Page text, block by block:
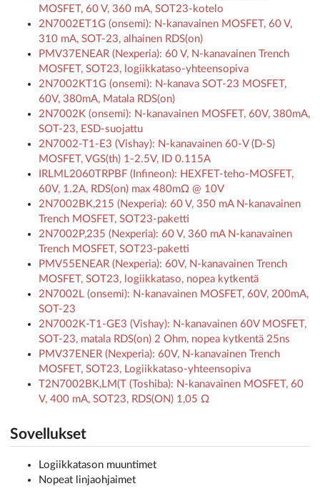
MOSFET, 60 V, 360 mA, SOT23-kotelo
2N7002ET1G (onsemi): N-kanavainen MOSFET, 60 V,
310 mA, SOT-23, alhainen RDS(on)
PMV37ENEAR (Nexperia): 60 V, N-kanavainen Trench
MOSFET, SOT23, logiikkataso-yhteensopiva
2N7002KT1G (onsemi): N-kanava SOT-23 MOSFET,
60V, 380mA, Matala RDS(on)
2N7002K (onsemi): N-kanavainen MOSFET, 60V, 380mA,
SOT-23, ESD-suojattu
2N7002-T1-E3 (Vishay): N-kanavainen 60-V (D-S)
MOSFET, VGS(th) 1-2.5V, ID 0.115A
IRLML2060TRPBF (Infineon): HEXFET-teho-MOSFET,
60V, 1.2A, RDS(on) max 480mΩ @ 10V
2N7002BK,215 (Nexperia): 60 V, 350 mA N-kanavainen
Trench MOSFET, SOT23-paketti
2N7002P,235 (Nexperia): 60 V, 360 mA N-kanavainen
Trench MOSFET, SOT23-paketti
PMV55ENEAR (Nexperia): 60V, N-kanavainen Trench
MOSFET, SOT23, logiikkataso, nopea kytkentä
2N7002L (onsemi): N-kanavainen MOSFET, 60V, 200mA,
SOT-23
2N7002K-T1-GE3 (Vishay): N-kanavainen 60V MOSFET,
SOT-23, matala RDS(on) 2 Ohm, nopea kytkentä 25ns
PMV37ENER (Nexperia): 60V, N-kanavainen Trench
MOSFET, SOT23, Logiikkataso-yhteensopiva
T2N7002BK,LM(T (Toshiba): N-kanavainen MOSFET, 60
V, 400 mA, SOT23, RDS(ON) 1,05 Ω
Sovellukset
Logiikkatason muuntimet
Nopeat linjaohjaimet